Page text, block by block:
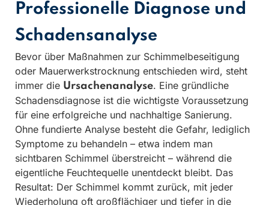
Professionelle Diagnose und
Schadensanalyse
Bevor über Maßnahmen zur Schimmelbeseitigung
oder Mauerwerkstrocknung entschieden wird, steht
immer die Ursachenanalyse. Eine gründliche
Schadensdiagnose ist die wichtigste Voraussetzung
für eine erfolgreiche und nachhaltige Sanierung.
Ohne fundierte Analyse besteht die Gefahr, lediglich
Symptome zu behandeln – etwa indem man
sichtbaren Schimmel überstreicht – während die
eigentliche Feuchtequelle unentdeckt bleibt. Das
Resultat: Der Schimmel kommt zurück, mit jeder
Wiederholung oft großflächiger und tiefer in die